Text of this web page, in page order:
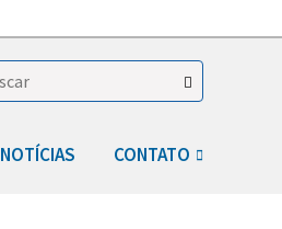
NOTÍCIAS CONTATO